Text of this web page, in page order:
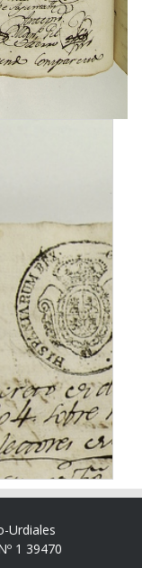
Urdiales
1 39470